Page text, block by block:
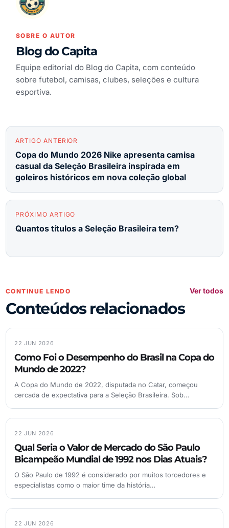
SOBRE O AUTOR
Blog do Capita
Equipe editorial do Blog do Capita, com conteúdo
sobre futebol, camisas, clubes, seleções e cultura
esportiva.
ARTIGO ANTERIOR
Copa do Mundo 2026 Nike apresenta camisa
casual da Seleção Brasileira inspirada em
goleiros históricos em nova coleção global
PRÓXIMO ARTIGO
Quantos títulos a Seleção Brasileira tem?
CONTINUE LENDO
Conteúdos relacionados
Ver todos
22 JUN 2026
Como Foi o Desempenho do Brasil na Copa do
Mundo de 2022?
A Copa do Mundo de 2022, disputada no Catar, começou
cercada de expectativa para a Seleção Brasileira. Sob…
22 JUN 2026
Qual Seria o Valor de Mercado do São Paulo
Bicampeão Mundial de 1992 nos Dias Atuais?
O São Paulo de 1992 é considerado por muitos torcedores e
especialistas como o maior time da história…
22 JUN 2026